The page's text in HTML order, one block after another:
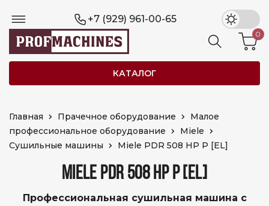
+7 (929) 961-00-65
КАТАЛОГ
0
Главная Прачечное оборудование
Малое
профессиональное оборудование
Miele
Сушильные машины
Miele PDR 508 HP P [EL]
MIELE PDR 508 HP P [EL]
Профессиональная сушильная машина с